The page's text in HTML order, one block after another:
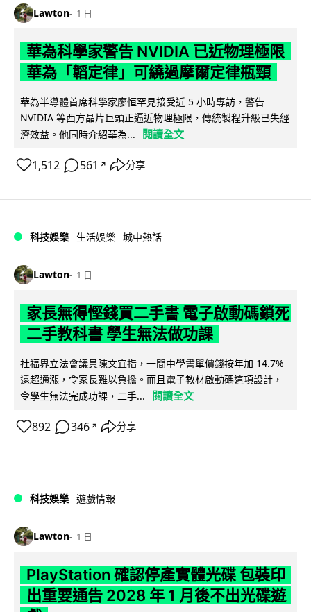
Lawton 1 日
華為科學家警告 NVIDIA 已近物理極限
華為「韜定律」可繞過摩爾定律瓶頸
華為半導體首席科學家廖恒罕見接受近 5 小時專訪，警告
NVIDIA 等西方晶片巨頭正逼近物理極限，傳統製程升級已失經
濟效益。他同時介紹華為...
閱讀全文
1,512 561 ↗ 分享
科技娛樂 生活娛樂 城中熱話
Lawton 1 日
家長無得慳錢買二手書 電子啟動碼鎖死
二手教科書 學生無法做功課
社福界立法會議員陳文宜指，一間中學書單價錢按年加 14.7%
遠超通漲，令家長難以負擔。而且電子教材啟動碼這項設計，
令學生無法完成功課，二手...
閱讀全文
892 346 ↗ 分享
科技娛樂 遊戲情報
Lawton 1 日
PlayStation 確認停產實體光碟 包裝印
出重要通告 2028 年 1 月後不出光碟遊